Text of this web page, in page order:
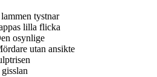
tystnar
lilla flicka
osynlige
utan ansikte